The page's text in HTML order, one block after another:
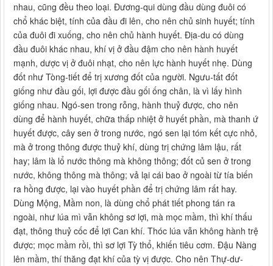
nhau, cũng đều theo loại. Đương-qui dùng đầu dùng đuôi có
chổ khác biệt, tính của đầu đi lên, cho nên chủ sinh huyết; tính
của đuôi đi xuống, cho nên chủ hành huyết. Địa-du có dùng
đầu đuôi khác nhau, khí vị ở đầu đậm cho nên hành huyết
mạnh, dược vị ở đuôi nhạt, cho nên lực hành huyết nhẹ. Dùng
đốt như Tòng-tiết để trị xương đốt của người. Ngưu-tất đốt
giống như đầu gối, lợi được đầu gối ống chân, là vì lấy hình
giống nhau. Ngó-sen trong rỗng, hành thuỷ được, cho nên
dùng để hành huyết, chữa thấp nhiệt ở huyết phần, mà thanh ứ
huyết được, cây sen ở trong nước, ngó sen lại tóm kết cực nhỏ,
mà ở trong thông được thuỷ khí, dùng trị chứng lâm lậu, rất
hay; lâm là lổ nước thông mà không thông; đốt củ sen ở trong
nước, không thông mà thông; vả lại cái bao ở ngoài từ tía biến
ra hồng được, lại vào huyết phần để trị chứng lâm rất hay.
Dùng Mộng, Mầm non, là dùng chổ phát tiết phong tán ra
ngoài, như lúa mì vẫn không sơ lợi, mà mọc mầm, thì khí thấu
đạt, thông thuỷ cốc để lợi Can khí. Thóc lúa vẫn không hành trệ
được; mọc mầm rồi, thì sơ lợi Tỳ thổ, khiến tiêu cơm. Đậu Nàng
lên mầm, thí thăng đạt khí của tỳ vị được. Cho nên Thự-dư-